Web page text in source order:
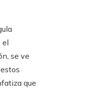
el
se ve
que